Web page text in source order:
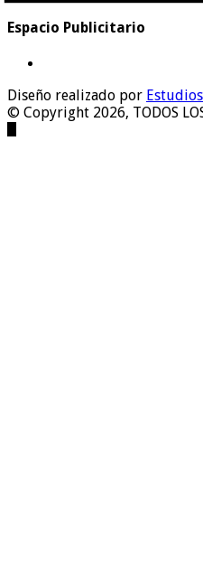
Espacio Publicitario
Diseño realizado por
© Copyright 2026, TODOS LOS